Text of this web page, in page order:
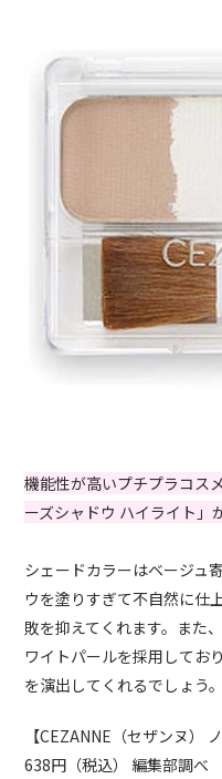
機能性が高いプチプラコス
ーズシャドウ ハイライト」
シェードカラーはベージュ
ウを塗りすぎて不自然に仕
敗を抑えてくれます。また
ワイトパールを採用してお
を演出してくれるでしょう。
【CEZANNE（セザンヌ）
638円（税込） 編集部調べ